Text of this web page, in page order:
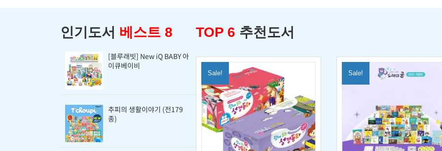
인기도서 베스트 8
[블루래빗] New iQ BABY 아
이큐베이비
추피의 생활이야기 (전179
종)
TOP 6 추천도서
Sale! Sale!